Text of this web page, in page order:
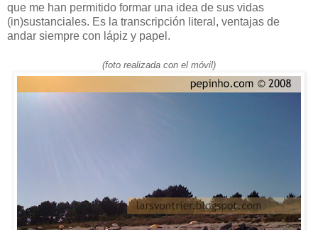
que me han permitido formar una idea de sus vidas
(in)sustanciales. Es la transcripción literal, ventajas de
andar siempre con lápiz y papel.
(foto realizada con el móvil)